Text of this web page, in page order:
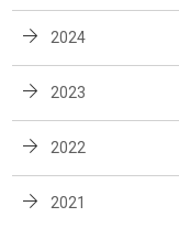
2024
2023
2022
2021